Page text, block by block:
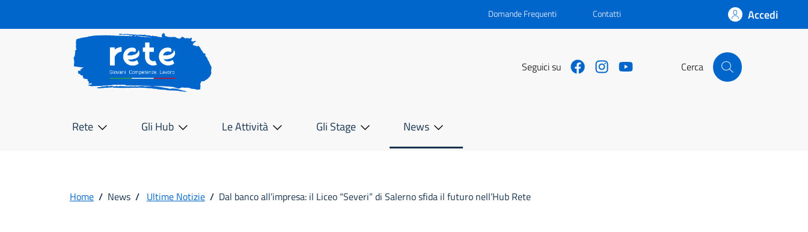
Domande Frequenti Contatti Accedi
Seguici su https://www.facebook.com/PcmGiovaniServiziocivile
https://www.instagram.com/
https://www.youtube.com/
Cerca
Rete Gli Hub Le Attività Gli Stage News
Home / News / Ultime Notizie / Dal banco all’impresa: il Liceo “Severi” di Salerno sfida il futuro nell’Hub Rete